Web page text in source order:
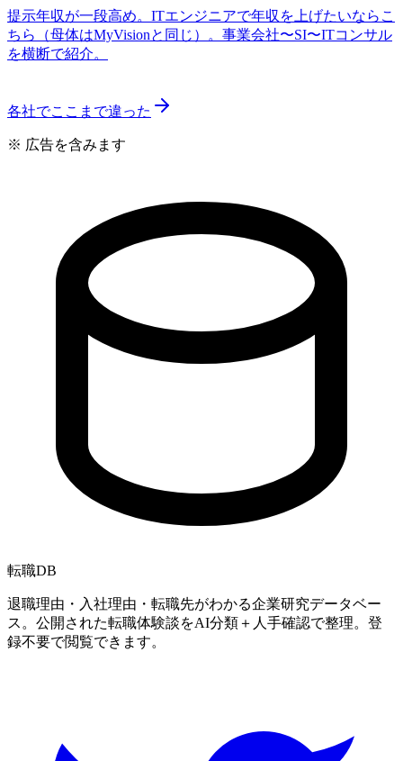
提示年収が一段高め。ITエンジニアで年収を上げたいならこ
ちら（母体はMyVisionと同じ）。事業会社〜SI〜ITコンサル
を横断で紹介。
各社でここまで違った
※ 広告を含みます
転職DB
退職理由・入社理由・転職先がわかる企業研究データベー
ス。公開された転職体験談をAI分類＋人手確認で整理。登
録不要で閲覧できます。